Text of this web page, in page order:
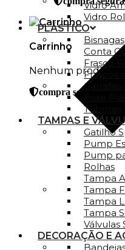
Carrinho
Nenhum produto
compra segura
Vidro
Vidro
PLÁSTICO
Conta
Frasco
Frascos
Garrafas
Tubetes
TAMPAS E
Gatilho
Pump
Pump
Rolhas
Tampa
Tampa
Tampa
Tampa
Válvulas
DECORAÇÃO E